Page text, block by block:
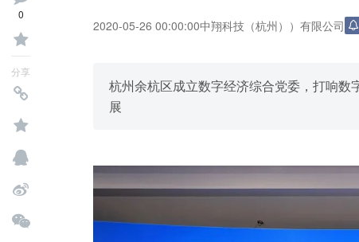
0
分享
2020-05-26 00:00:00中翔科技（杭州））有限公司
杭州余杭区成立数字经济综合党委，打响数
展